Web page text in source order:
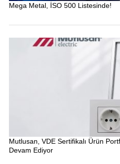
Mega Metal, İSO 500 Listesinde!
Mutlusan, VDE Sertifikalı Ürün
Devam Ediyor